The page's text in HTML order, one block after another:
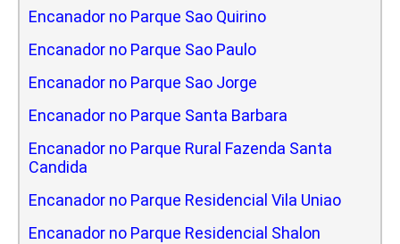
Encanador no Parque Sao Quirino
Encanador no Parque Sao Paulo
Encanador no Parque Sao Jorge
Encanador no Parque Santa Barbara
Encanador no Parque Rural Fazenda Santa
Candida
Encanador no Parque Residencial Vila Uniao
Encanador no Parque Residencial Shalon